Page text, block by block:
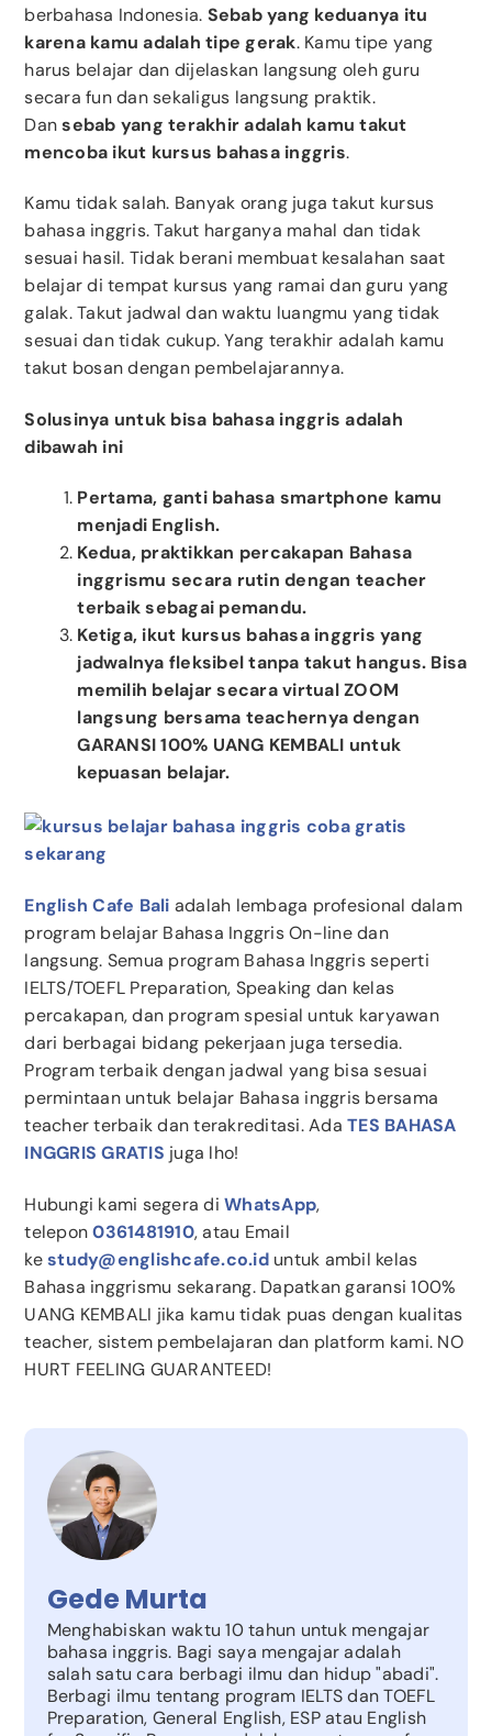
berbahasa Indonesia. Sebab yang keduanya itu
karena kamu adalah tipe gerak. Kamu tipe yang
harus belajar dan dijelaskan langsung oleh guru
secara fun dan sekaligus langsung praktik.
Dansebab yang terakhir adalah kamu takut
mencoba ikut kursus bahasa inggris.
Kamu tidak salah. Banyak orang juga takut kursus
bahasa inggris. Takut harganya mahal dan tidak
sesuai hasil. Tidak berani membuat kesalahan saat
belajar di tempat kursus yang ramai dan guru yang
galak. Takut jadwal dan waktu luangmu yang tidak
sesuai dan tidak cukup. Yang terakhir adalah kamu
takut bosan dengan pembelajarannya.
Solusinya untuk bisa bahasa inggris adalah
dibawah ini
Pertama, ganti bahasa smartphone kamu
menjadi English.
Kedua, praktikkan percakapan Bahasa
inggrismu secara rutin dengan teacher
terbaik sebagai pemandu.
Ketiga, ikut kursus bahasa inggris yang
jadwalnya fleksibel tanpa takut hangus. Bisa
memilih belajar secara virtual ZOOM
langsung bersama teachernya dengan
GARANSI 100% UANG KEMBALI untuk
kepuasan belajar.
English Cafe Bali adalah lembaga profesional dalam
program belajar Bahasa Inggris On-line dan
langsung. Semua program Bahasa Inggris seperti
IELTS/TOEFL Preparation, Speaking dan kelas
percakapan, dan program spesial untuk karyawan
dari berbagai bidang pekerjaan juga tersedia.
Program terbaik dengan jadwal yang bisa sesuai
permintaan untuk belajar Bahasa inggris bersama
teacher terbaik dan terakreditasi. Ada TES BAHASA
INGGRIS GRATIS juga lho!
Hubungi kami segera diWhatsApp,
telepon0361481910, atau Email
kestudy@englishcafe.co.iduntuk ambil kelas
Bahasa inggrismu sekarang. Dapatkan garansi 100%
UANG KEMBALI jika kamu tidak puas dengan kualitas
teacher, sistem pembelajaran dan platform kami. NO
HURT FEELING GUARANTEED!
Gede Murta
Menghabiskan waktu 10 tahun untuk mengajar
bahasa inggris. Bagi saya mengajar adalah
salah satu cara berbagi ilmu dan hidup "abadi".
Berbagi ilmu tentang program IELTS dan TOEFL
Preparation, General English, ESP atau English